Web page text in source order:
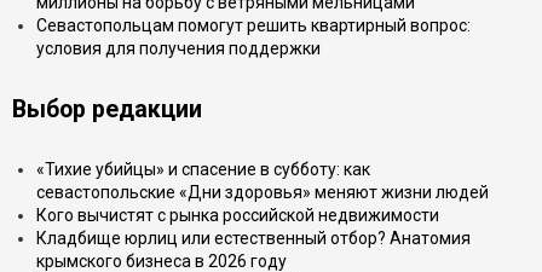
Севастопольцам помогут решить квартирный вопрос:
условия для получения поддержки
Выбор редакции
«Тихие убийцы» и спасение в субботу: как
севастопольские «Дни здоровья» меняют жизни людей
Кого вычистят с рынка российской недвижимости
Кладбище юрлиц или естественный отбор? Анатомия
крымского бизнеса в 2026 году